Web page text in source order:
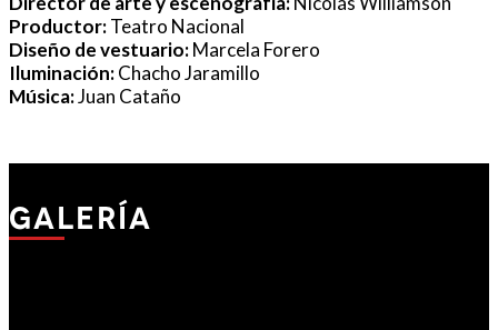
Productor:Teatro Nacional
Diseño de vestuario:Marcela Forero
Iluminación:Chacho Jaramillo
Música:Juan Cataño
Galería